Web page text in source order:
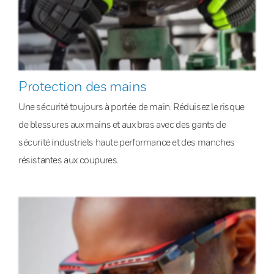
Protection des mains
Une sécurité toujours à portée de main. Réduisez le risque
de blessures aux mains et aux bras avec des gants de
sécurité industriels haute performance et des manches
résistantes aux coupures.